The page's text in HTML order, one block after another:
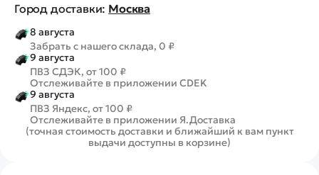
Город доставки: Москва
8 августа
Забрать с нашего склада, 0 ₽
9 августа
ПВЗ СДЭК, от 100 ₽
Отслеживайте в приложении CDEK
9 августа
ПВЗ Яндекс, от 100 ₽
Отслеживайте в приложении Я.Доставка
(точная стоимость доставки и ближайший к вам пункт
выдачи доступны в корзине)